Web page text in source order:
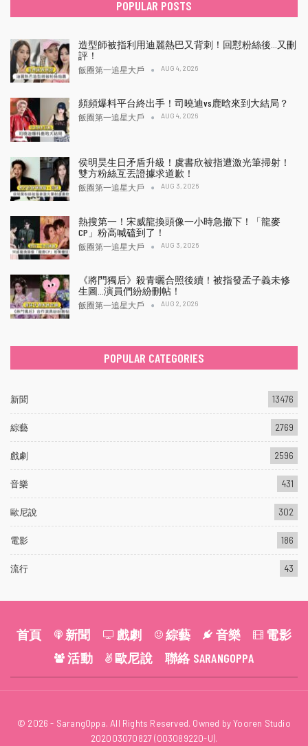
POPULAR POSTS
造型師被指利用迪麗熱巴又背刺！回懟粉絲後…又刪
評！
飯圈第一追星大戶 AUG 4, 2026
頻頻爆料平台終出手！司曉迪vs鹿晗來到大結局？
飯圈第一追星大戶 AUG 4, 2026
侯明昊生日矛盾升級！虞書欣被指遭激光筆掃射！
雙方粉絲互丟證據求道歉！
飯圈第一追星大戶 AUG 3, 2026
熱搜第一！宋威龍換頭像一小時急撤下！「龍麥
CP」粉高喊磕到了！
飯圈第一追星大戶 AUG 3, 2026
《將門獨后》殺青曬合照後續！被指發孟子義未修
生圖…演員們紛紛刪帖！
飯圈第一追星大戶 AUG 2, 2026
POPULAR CATEGORIES
新聞 13476
綜藝 2769
戲劇 2596
音樂 431
歐尼說 302
電影 186
流行 43
首頁 新聞 戲劇 綜藝 音樂
電影
活動
歐尼說 聯絡 SARANGOPPA
© 2026 - SarangOppa. All Rights Reserved. Owned by Yooren Studio
202003070827 (003089220-U).